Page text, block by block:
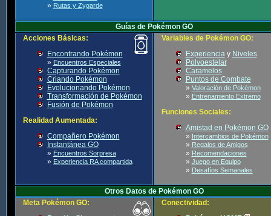
» Rutas y Zygarde
Guías de Pokémon GO
Acciones Básicas:
Encontrando Pokémon
» Encuentros Especiales
Capturando Pokémon
Criando Pokémon
Evolucionando Pokémon
Transformación de Pokémon
Fusión de Pokémon
Realidad Aumentada:
Compañero Pokémon
Instantánea GO
» Encuentros Sorpresa
» Experiencia RA compartida
Variables de Pokémon GO:
Experienciay Niveles
Polvoestelar
Caramelos
Puntos de Combate
» Valoración de Pokémon
» Entrenamiento Extremo
Funciones Sociales:
Amistad en Pokémon GO
» Intercambios de Pokémon
» Regalos de Amigos
» Recomendaciones
» Juego en Equipo
» Desafíos Semanales
Otros Datos de Pokémon GO
Meta Pokémon GO:
Conectividad: